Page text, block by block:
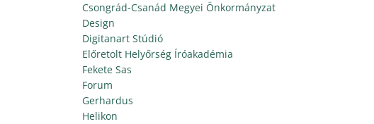
Csongrád-Csanád Megyei Önkormányzat
Design
Digitanart Stúdió
Előretolt Helyőrség Íróakadémia
Fekete Sas
Forum
Gerhardus
Helikon